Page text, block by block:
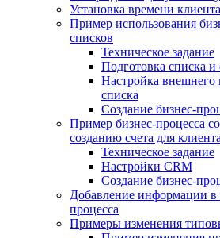
Установка времени
Пример использования
списков
Техническое задание
Подготовка списка и
Настройка внешнего
списка
Создание бизнес-
Пример бизнес-процесса
созданию счета для
Техническое задание
Настройки CRM
Создание бизнес-
Добавление информации в
процесса
Примеры изменения